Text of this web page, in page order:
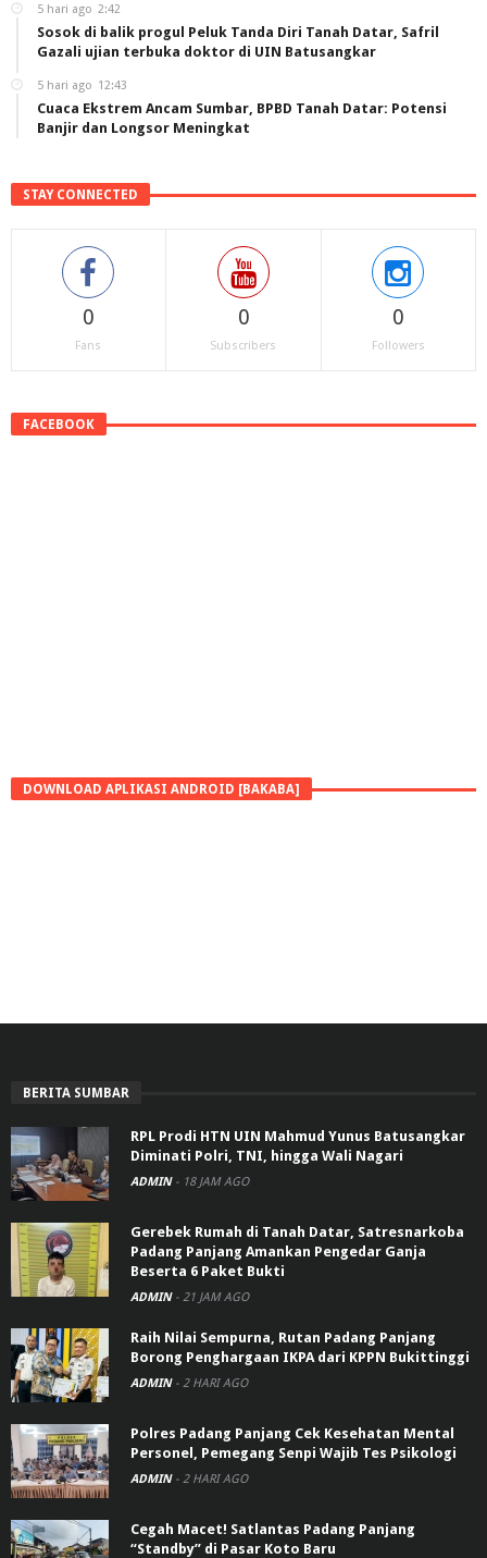
5 hari ago 2:42
Sosok di balik progul Peluk Tanda Diri Tanah Datar, Safril
Gazali ujian terbuka doktor di UIN Batusangkar
5 hari ago 12:43
Cuaca Ekstrem Ancam Sumbar, BPBD Tanah Datar: Potensi
Banjir dan Longsor Meningkat
STAY CONNECTED
0
Fans
0
Subscribers
0
Followers
FACEBOOK
DOWNLOAD APLIKASI ANDROID [BAKABA]
BERITA SUMBAR
RPL Prodi HTN UIN Mahmud Yunus Batusangkar
Diminati Polri, TNI, hingga Wali Nagari
ADMIN - 18 JAM AGO
Gerebek Rumah di Tanah Datar, Satresnarkoba
Padang Panjang Amankan Pengedar Ganja
Beserta 6 Paket Bukti
ADMIN - 21 JAM AGO
Raih Nilai Sempurna, Rutan Padang Panjang
Borong Penghargaan IKPA dari KPPN Bukittinggi
ADMIN - 2 HARI AGO
Polres Padang Panjang Cek Kesehatan Mental
Personel, Pemegang Senpi Wajib Tes Psikologi
ADMIN - 2 HARI AGO
Cegah Macet! Satlantas Padang Panjang
“Standby” di Pasar Koto Baru